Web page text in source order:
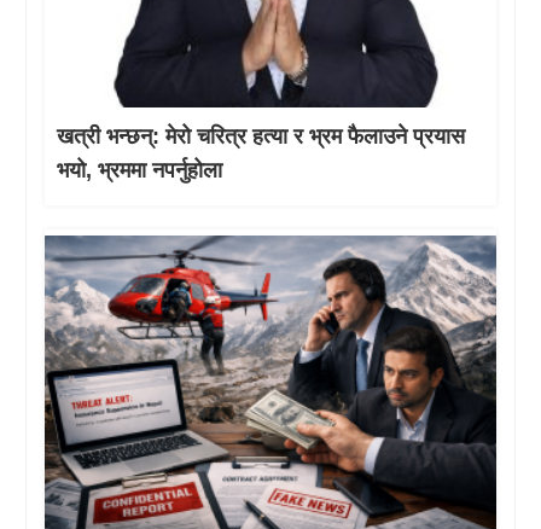
खत्री भन्छन्: मेरो चरित्र हत्या र भ्रम फैलाउने प्रयास
भयो, भ्रममा नपर्नुहोला